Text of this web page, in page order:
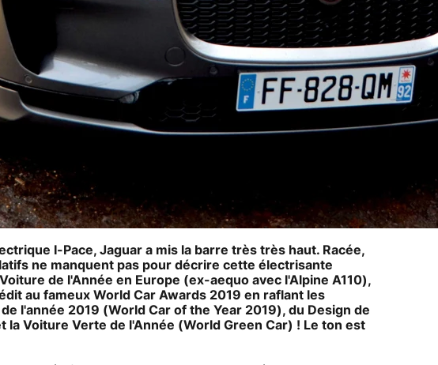
I-Pace, Jaguar a mis la barre très très haut. Racée,
ne manquent pas pour décrire cette électrisante
de l'Année en Europe (ex-aequo avec l'Alpine A110),
au fameux World Car Awards 2019 en raflant les
l'année 2019 (World Car of the Year 2019), du Design de
la Voiture Verte de l'Année (World Green Car) ! Le ton est